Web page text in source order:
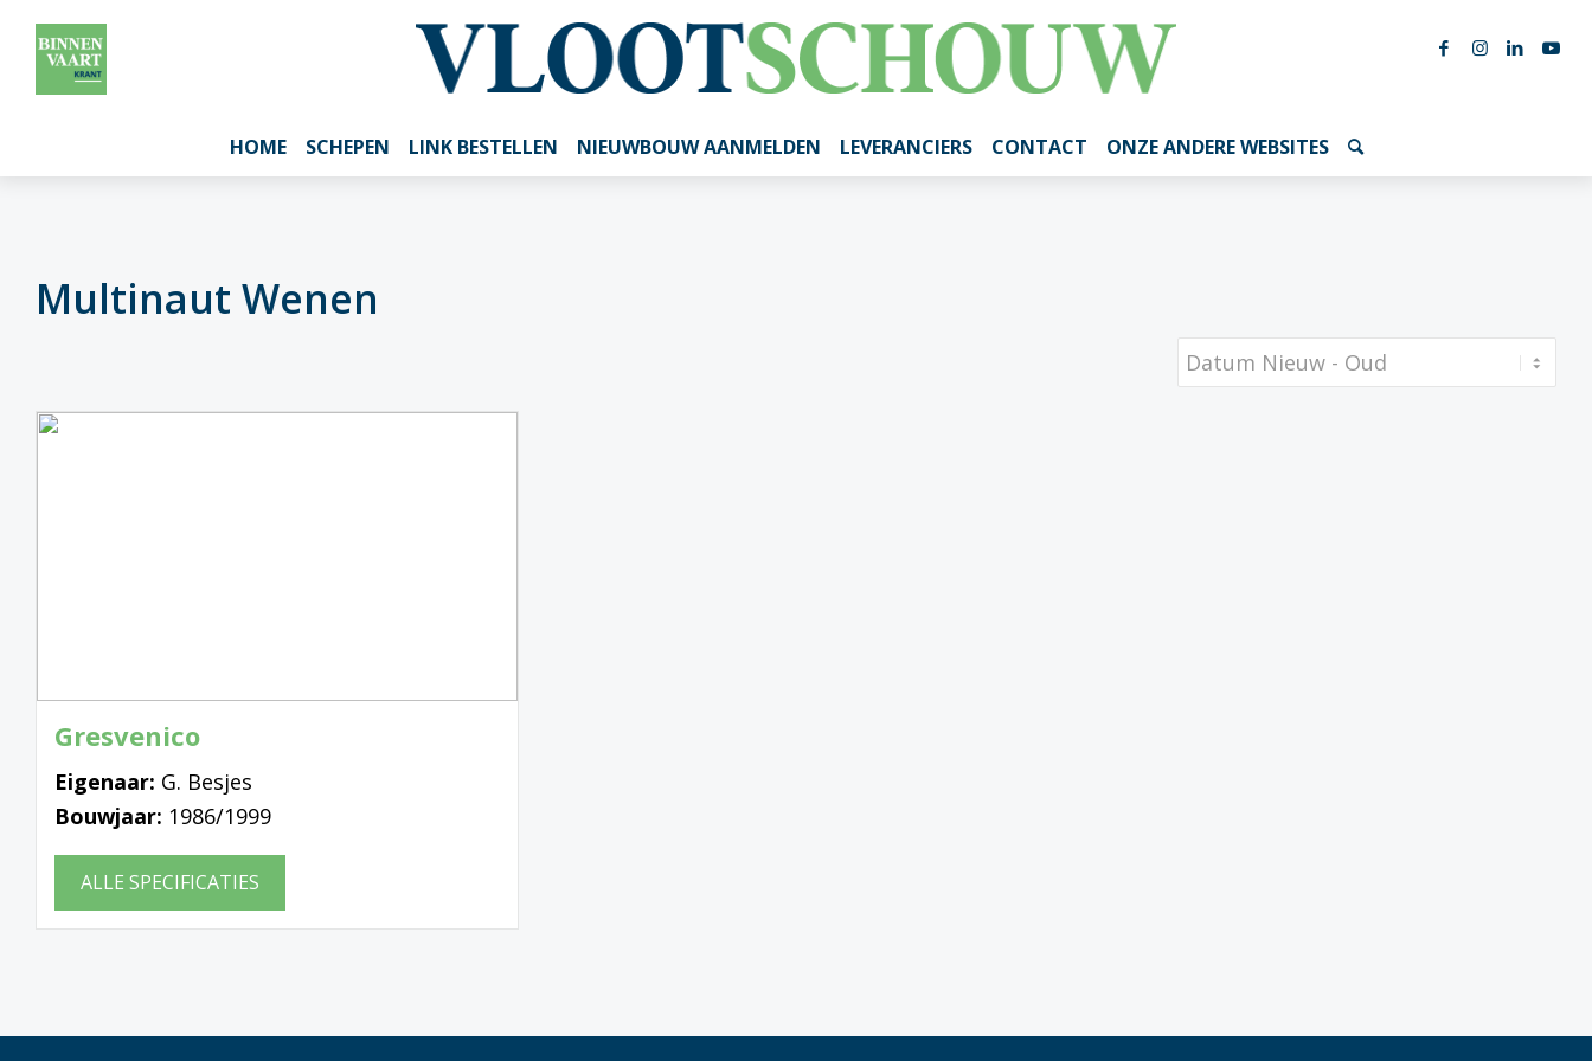
HOME SCHEPEN LINK BESTELLEN NIEUWBOUW AANMELDEN LEVERANCIERS CONTACT ONZE ANDERE WEBSITES
Multinaut Wenen
Gresvenico
Eigenaar: G. Besjes
Bouwjaar: 1986/1999
ALLE SPECIFICATIES